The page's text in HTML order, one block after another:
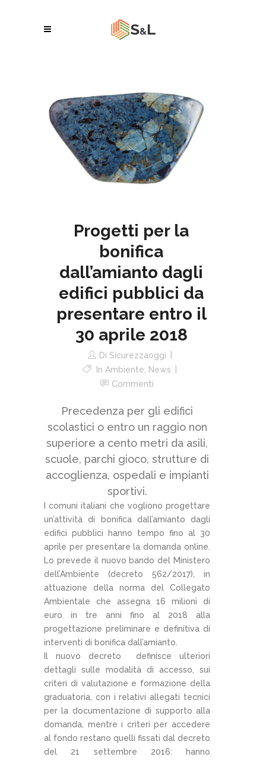
Progetti per la
bonifica
dall’amianto dagli
edifici pubblici da
presentare entro il
30 aprile 2018
Di Sicurezzaoggi
In Ambiente
News
Commenti
Precedenza per gli edifici
scolastici o entro un raggio non
superiore a cento metri da asili,
scuole, parchi gioco, strutture di
accoglienza, ospedali e impianti
sportivi.
I comuni italiani che vogliono progettare
un’attività di bonifica dall’amianto dagli
edifici pubblici hanno tempo fino al 30
aprile per presentare la domanda online.
Lo prevede il nuovo bando del Ministero
dell’Ambiente (decreto 562/2017), in
attuazione della norma del Collegato
Ambientale che assegna 16 milioni di
euro in tre anni fino al 2018 alla
progettazione preliminare e definitiva di
interventi di bonifica dall’amianto.
Il nuovo decreto definisce ulteriori
dettagli sulle modalità di accesso, sui
criteri di valutazione e formazione della
graduatoria, con i relativi allegati tecnici
per la documentazione di supporto alla
domanda, mentre i criteri per accedere
al fondo restano quelli fissati dal decreto
del 21 settembre 2016: hanno